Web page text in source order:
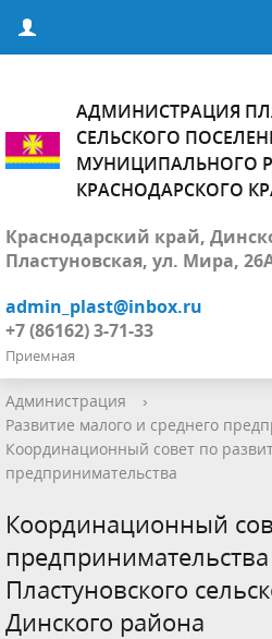
АДМИНИСТРАЦИЯ
СЕЛЬСКОГО
МУНИЦИПАЛЬНОГО
КРАСНОДАРСКОГО
Краснодарский край,
Пластуновская, ул. Мира,
admin_plast@inbox.ru
+7 (86162) 3-71-33
Приемная
Администрация
›
Развитие малого и среднего
Координационный совет по
предпринимательства
Координационный
Пластуновского
Динского района